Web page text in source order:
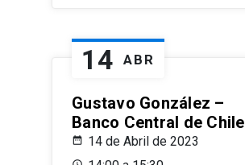
14 ABR
Gustavo González –
Banco Central de Chile
14 de Abril de 2023